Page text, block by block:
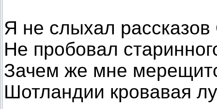
Я не слыхал
Не пробовал
Зачем же мне
Шотландии кровавая